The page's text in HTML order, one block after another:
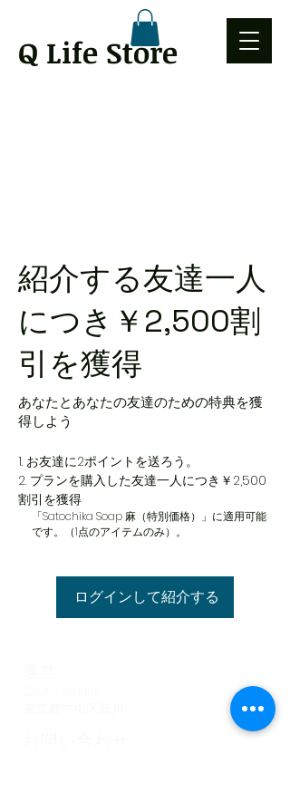
Q Life Store
紹介する友達一人
につき￥2,500割
引を獲得
あなたとあなたの友達のための特典を獲
得しよう
お友達に2ポイントを送ろう。
プランを購入した友達一人につき￥2,500
割引を獲得
「Satochika Soap 麻（特別価格）」に適用可能
です。（1点のアイテムのみ）。
ログインして紹介する